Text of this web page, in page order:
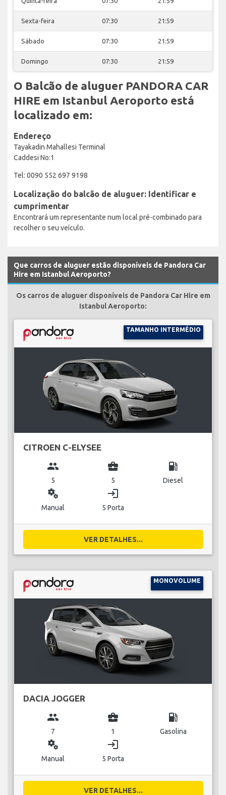
Sexta-feira 07:30 21:59
Sábado 07:30 21:59
Domingo 07:30 21:59
O Balcão de aluguer PANDORA CAR
HIRE em Istanbul Aeroporto está
localizado em:
Endereço
Tayakadin Mahallesi Terminal
Caddesi No:1
Tel: 0090 552 697 9198
Localização do balcão de aluguer: Identificar e
cumprimentar
Encontrará um representante num local pré-combinado para
recolher o seu veículo.
Que carros de aluguer estão disponíveis de Pandora Car
Hire em Istanbul Aeroporto?
Os carros de aluguer disponíveis de Pandora Car Hire em
Istanbul Aeroporto:
TAMANHO INTERMÉDIO
CITROEN C-ELYSEE
group
5
business_center
5
local_gas_station
Diesel
miscellaneous_services
Manual
login
5 Porta
VER DETALHES...
MONOVOLUME
DACIA JOGGER
group
7
business_center
1
local_gas_station
Gasolina
miscellaneous_services
Manual
login
5 Porta
VER DETALHES...